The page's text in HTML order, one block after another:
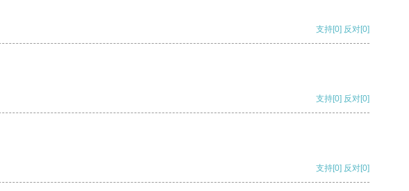
支持[0] 反对[0]
支持[0] 反对[0]
支持[0] 反对[0]